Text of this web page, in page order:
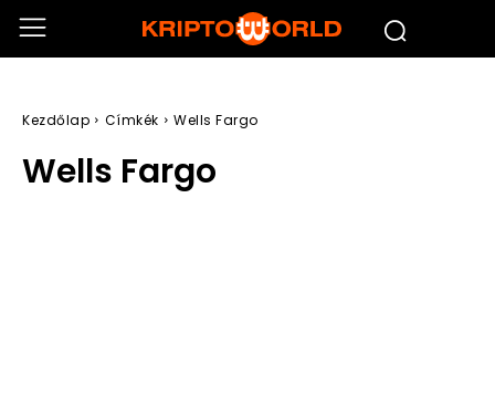
Kezdőlap Címkék Wells Fargo
Wells Fargo